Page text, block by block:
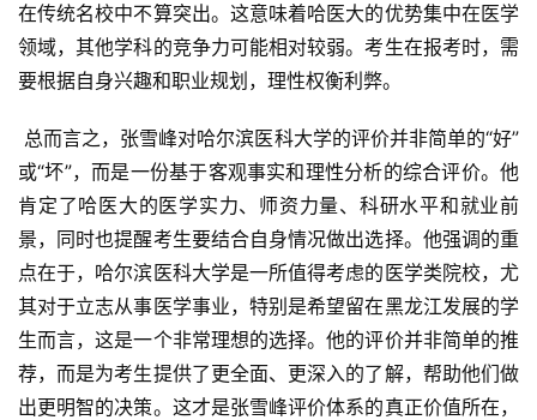
在传统名校中不算突出。这意味着哈医大的优势集中在医学
领域，其他学科的竞争力可能相对较弱。考生在报考时，需
要根据自身兴趣和职业规划，理性权衡利弊。
或“坏”，而是一份基于客观事实和理性分析的综合评价。他
肯定了哈医大的医学实力、师资力量、科研水平和就业前
景，同时也提醒考生要结合自身情况做出选择。他强调的重
点在于，哈尔滨医科大学是一所值得考虑的医学类院校，尤
其对于立志从事医学事业，特别是希望留在黑龙江发展的学
生而言，这是一个非常理想的选择。他的评价并非简单的推
荐，而是为考生提供了更全面、更深入的了解，帮助他们做
出更明智的决策。这才是张雪峰评价体系的真正价值所在，